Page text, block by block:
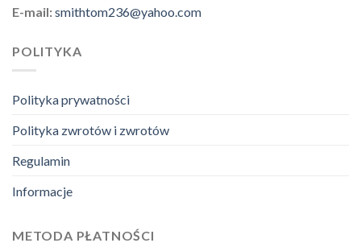
E-mail:smithtom236@yahoo.com
POLITYKA
Polityka prywatności
Polityka zwrotów i zwrotów
Regulamin
Informacje
METODA PŁATNOŚCI